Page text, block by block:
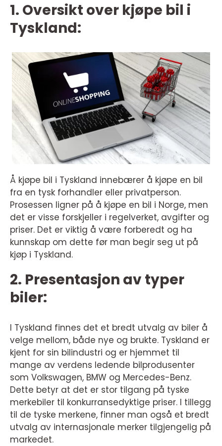
1. Oversikt over kjøpe bil i
Tyskland:
Å kjøpe bil i Tyskland innebærer å kjøpe en bil
fra en tysk forhandler eller privatperson.
Prosessen ligner på å kjøpe en bil i Norge, men
det er visse forskjeller i regelverket, avgifter og
priser. Det er viktig å være forberedt og ha
kunnskap om dette før man begir seg ut på
kjøp i Tyskland.
2. Presentasjon av typer
biler:
I Tyskland finnes det et bredt utvalg av biler å
velge mellom, både nye og brukte. Tyskland er
kjent for sin bilindustri og er hjemmet til
mange av verdens ledende bilprodusenter
som Volkswagen, BMW og Mercedes-Benz.
Dette betyr at det er stor tilgang på tyske
merkebiler til konkurransedyktige priser. I tillegg
til de tyske merkene, finner man også et bredt
utvalg av internasjonale merker tilgjengelig på
markedet.